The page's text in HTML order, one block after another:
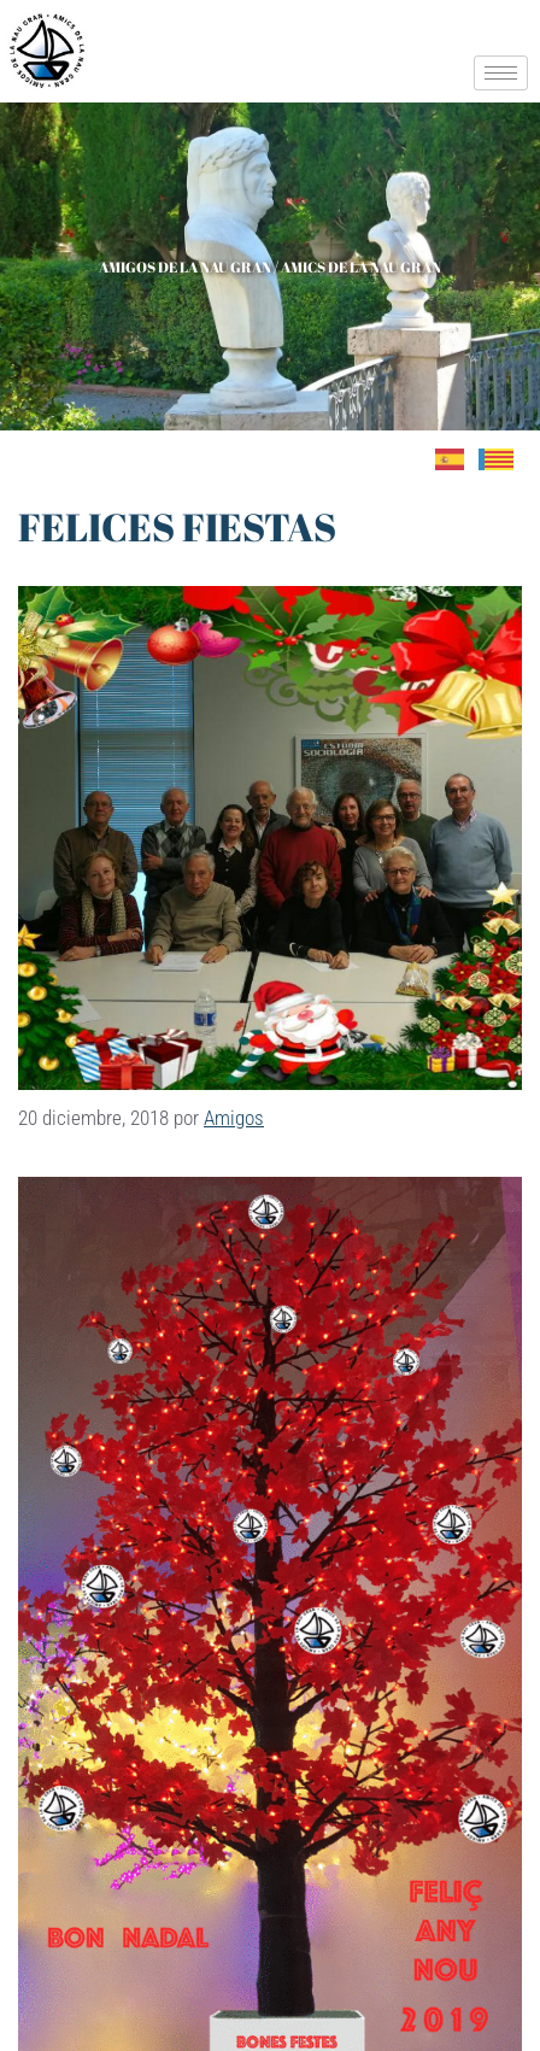
AMIGOS DE LA NAU GRAN / AMICS DE LA NAU GRAN
FELICES FIESTAS
20 diciembre, 2018 por Amigos